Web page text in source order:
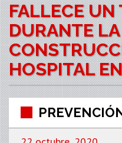
FALLECE UN
DURANTE LA
HOSPITAL